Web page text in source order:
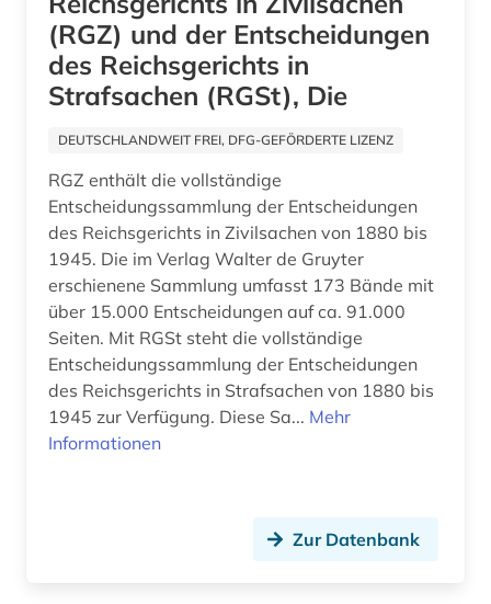
avantgarde (1)
bachelorarbeit (1)
baden-württemberg (5)
bankenstatistik (1)
bankrecht (2)
bauabrechnung (1)
bauausführung (1)
bauordnungsrecht (3)
Mecklenburg-Vorpommern (2)
Niederlande (2)
Niedersachsen (3)
Oesterreich (29)
Ostasien (1)
Osteuropa (7)
Ostmitteleuropa (1)
Polen (7)
(RGZ) und der Entscheidungen
des Reichsgerichts in
Strafsachen (RGSt), Die
DEUTSCHLANDWEIT FREI, DFG-GEFÖRDERTE LIZENZ
RGZ enthält die vollständige
Entscheidungssammlung der Entscheidungen
des Reichsgerichts in Zivilsachen von 1880 bis
1945. Die im Verlag Walter de Gruyter
erschienene Sammlung umfasst 173 Bände mit
über 15.000 Entscheidungen auf ca. 91.000
Seiten. Mit RGSt steht die vollständige
Entscheidungssammlung der Entscheidungen
des Reichsgerichts in Strafsachen von 1880 bis
1945 zur Verfügung. Diese Sa... Mehr
Informationen
Zur Datenbank